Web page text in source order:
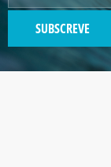
GENERATED
IMAGE
Paint
SUBSCREVE